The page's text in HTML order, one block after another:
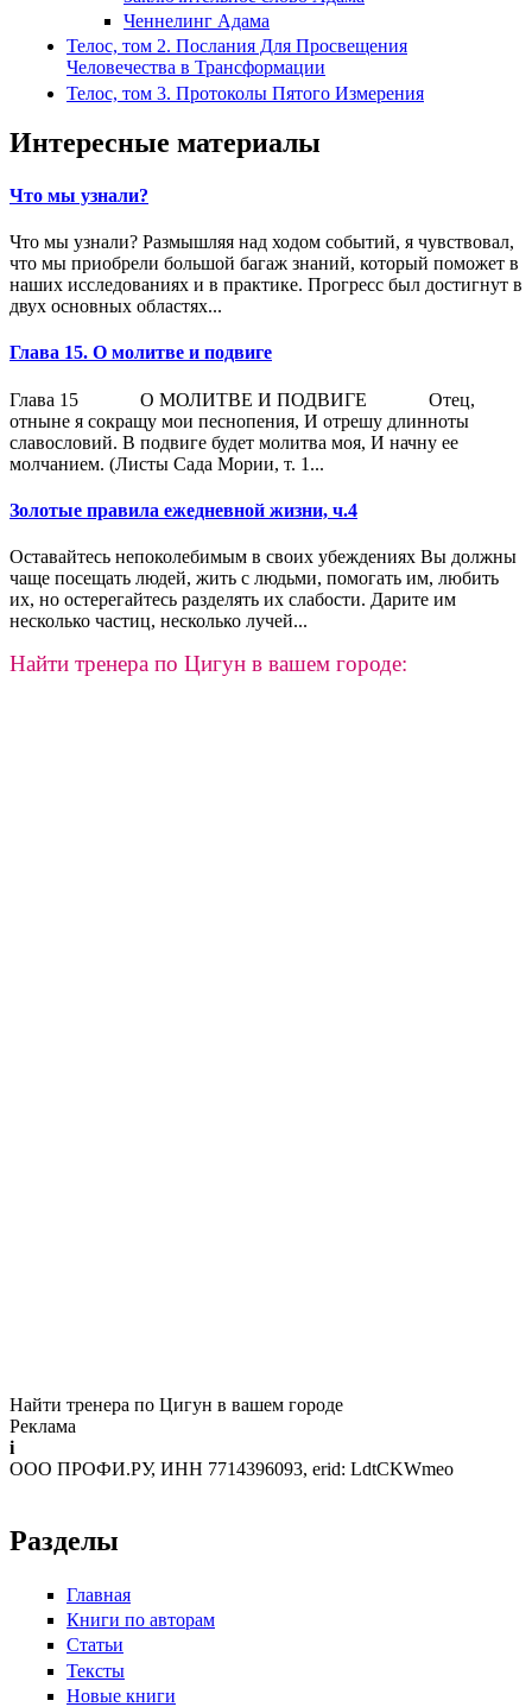
Ченнелинг Адама
Телос, том 2. Послания Для Просвещения
Человечества в Трансформации
Телос, том 3. Протоколы Пятого Измерения
Интересные материалы
Что мы узнали?
Что мы узнали? Размышляя над ходом событий, я чувствовал,
что мы приобрели большой багаж знаний, который поможет в
наших исследованиях и в практике. Прогресс был достигнут в
двух основных областях...
Глава 15. О молитве и подвиге
Глава 15 О МОЛИТВЕ И ПОДВИГЕ Отец,
отныне я сокращу мои песнопения, И отрешу длинноты
славословий. В подвиге будет молитва моя, И начну ее
молчанием. (Листы Сада Мории, т. 1...
Золотые правила ежедневной жизни, ч.4
Оставайтесь непоколебимым в своих убеждениях Вы должны
чаще посещать людей, жить с людьми, помогать им, любить
их, но остерегайтесь разделять их слабости. Дарите им
несколько частиц, несколько лучей...
Найти тренера по Цигун в вашем городе:
Найти тренера по Цигун в вашем городе
Реклама
i
ООО ПРОФИ.РУ, ИНН 7714396093, erid: LdtCKWmeo
Разделы
Главная
Книги по авторам
Статьи
Тексты
Новые книги